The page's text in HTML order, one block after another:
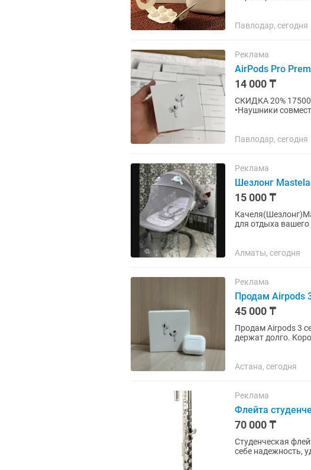
Павлодар, сегодня
Реклама
AirPods Pro
14 000 ₸
СКИДКА 20%
•Наушники
Павлодар, сегодня
Реклама
Шезлонг
15 000 ₸
для отдыха
Алматы, сегодня
Реклама
Продам Airpods
45 000 ₸
Продам Airpods 3
держат долго.
Астана, сегодня
Реклама
Флейта
70 000 ₸
Студенческая
себе надежность, удобство и